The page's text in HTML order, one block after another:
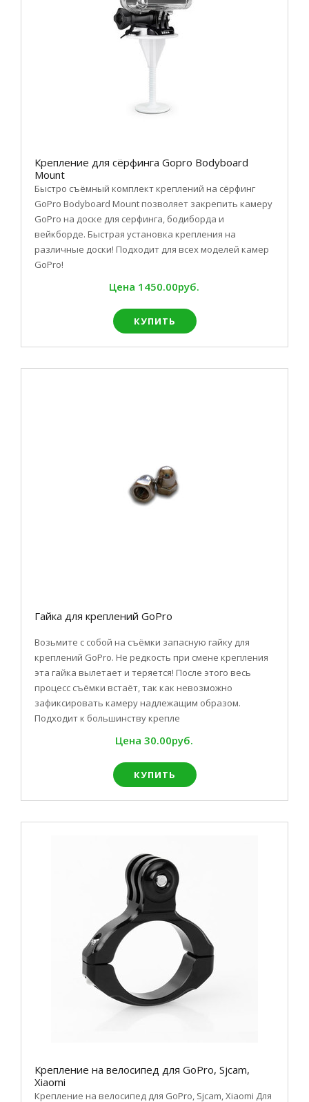
Крепление для сёрфинга Gopro Bodyboard
Mount
Быстро съёмный комплект креплений на сёрфинг
GoPro Bodyboard Mount позволяет закрепить камеру
GoPro на доске для серфинга, бодиборда и
вейкборде. Быстрая установка крепления на
различные доски! Подходит для всех моделей камер
GoPro!
Цена 1450.00руб.
КУПИТЬ
Гайка для креплений GoPro
Возьмите с собой на съёмки запасную гайку для
креплений GoPro. Не редкость при смене крепления
эта гайка вылетает и теряется! После этого весь
процесс съёмки встаёт, так как невозможно
зафиксировать камеру надлежащим образом.
Подходит к большинству крепле
Цена 30.00руб.
КУПИТЬ
Крепление на велосипед для GoPro, Sjcam,
Xiaomi
Крепление на велосипед для GoPro, Sjcam, Xiaomi Для